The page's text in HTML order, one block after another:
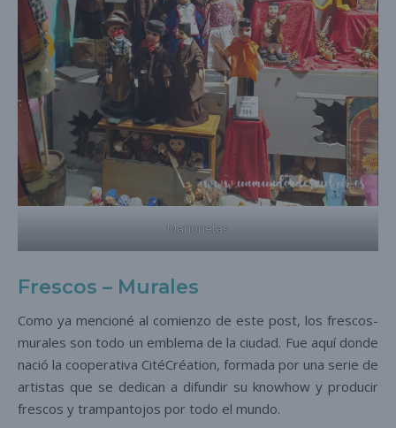
Marionetas
Frescos – Murales
Como ya mencioné al comienzo de este post, los frescos-
murales son todo un emblema de la ciudad. Fue aquí donde
nació la cooperativa CitéCréation, formada por una serie de
artistas que se dedican a difundir su knowhow y producir
frescos y trampantojos por todo el mundo.